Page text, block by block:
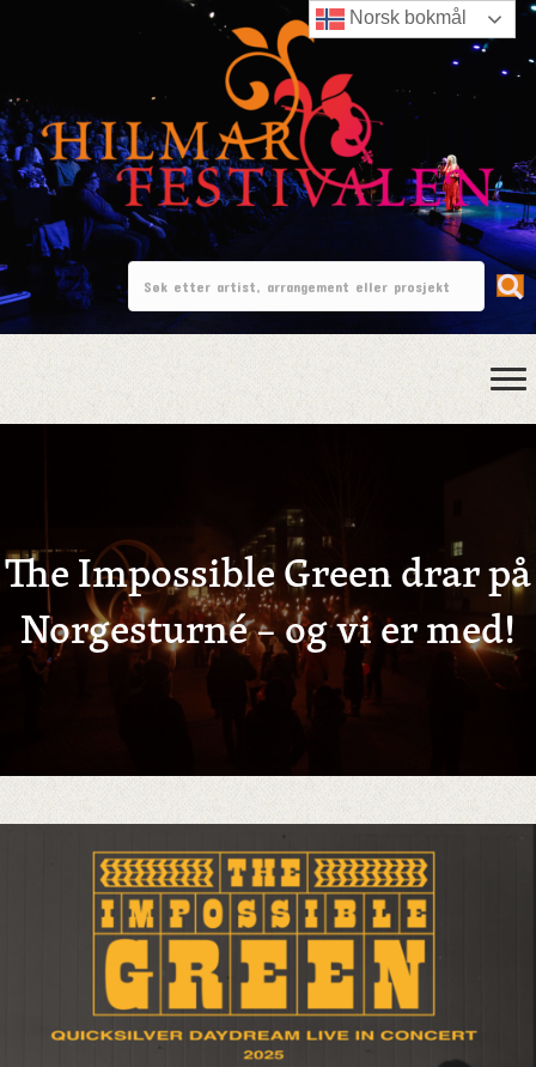
The Impossible Green drar på
Norgesturné – og vi er med!
Norsk bokmål